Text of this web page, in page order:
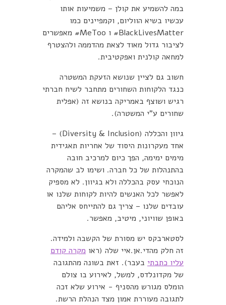
במה להשמיע את קולן – משמיעות אותו
עכשיו בשיא הווליום, וקמפיינים כמו
BlackLivesMatter# ו MeToo# מאפשרים
לציבור גדול מאוד לצאת מהדממה ולהצטרף
למחאה קולנית ואפקטיבית.
חשוב גם לציין שנושא הזעקת המשטרה
כנגד הלקוחות השחורים מתחבר לשיח חברתי
רגיש ושוצף באמריקה בנושא זה (אפלית
שחורים ע"י המשטרה).
גיוון והכללה (Diversity & Inclusion) –
אחד מעקרונות היסוד של אחריות תאגידית
מימים ימימה, הפך כיום למרכיב חובה
בהתנהלות של כל חברה. ושימו לב שהמקרה
הנוכחי עסק בהכללה ולא בגיוון. לא מספיק
לאפשר לכל האנשים להיות לקוחות שלנו או
עובדים שלנו – צריך גם להתייחס אליהם
באופן שוויוני, מיטיב, מאפשר.
לסטארבקס יש מסורת של הקשבה ולמידה.
זה חלק מהדי.אן.איי שלה (ראו מקרה קודם
עליו כתבתי בעבר). זאת בשונה מהתגובה
של מקדונלדס, למשל, לאירוע בו צולם
הומלס מגורש מהסניף - אירוע שלא זכה
לתגובה מעוררת אמון מצד הנהלת הרשת.